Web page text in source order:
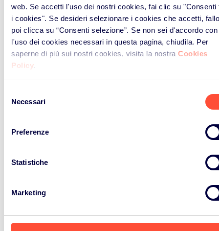
web. Se accetti l'uso dei nostri cookies, fai clic su "Consenti
i cookies". Se desideri selezionare i cookies che accetti,
poi clicca su “Consenti selezione”. Se non sei d'accordo con
l'uso dei cookies necessari in questa pagina, chiudila. Per
saperne di più sui nostri cookies, visita la nostra Cookies
Policy.
delNecessari
Preferenze
Statistiche
Marketing
NEWS ED EVENTI
Notizie ed Eventi
In questa sezione sono racchiuse tutte le news ed